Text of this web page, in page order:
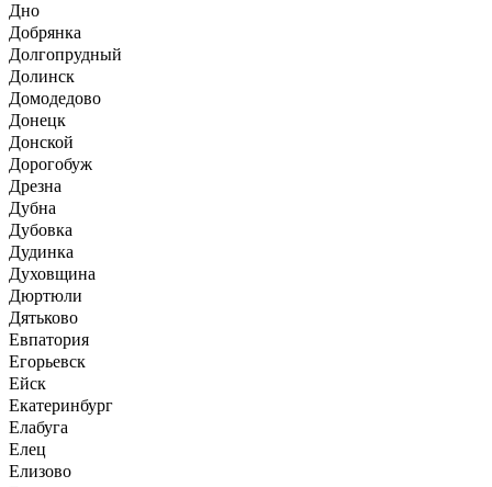
Дно
Добрянка
Долгопрудный
Долинск
Домодедово
Донецк
Донской
Дорогобуж
Дрезна
Дубна
Дубовка
Дудинка
Духовщина
Дюртюли
Дятьково
Евпатория
Егорьевск
Ейск
Екатеринбург
Елабуга
Елец
Елизово